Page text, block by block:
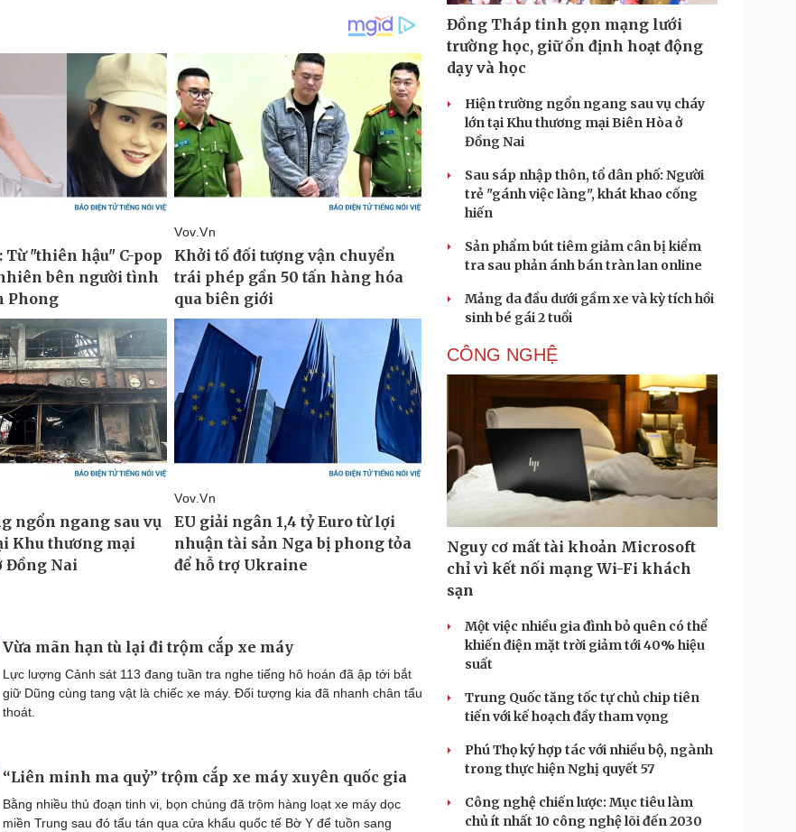
Vừa mãn hạn tù lại đi trộm cắp xe máy
Lực lượng Cảnh sát 113 đang tuần tra nghe tiếng hô hoán đã ập tới bắt
giữ Dũng cùng tang vật là chiếc xe máy. Đối tượng kia đã nhanh chân tẩu
thoát.
“Liên minh ma quỷ” trộm cắp xe máy xuyên quốc gia
Bằng nhiều thủ đoạn tinh vi, bọn chúng đã trộm hàng loạt xe máy dọc
miền Trung sau đó tẩu tán qua cửa khẩu quốc tế Bờ Y để tuồn sang
Đồng Tháp tinh gọn mạng lưới
trường học, giữ ổn định hoạt động
dạy và học
Hiện trường ngổn ngang sau vụ cháy
lớn tại Khu thương mại Biên Hòa ở
Đồng Nai
Sau sáp nhập thôn, tổ dân phố: Người
trẻ "gánh việc làng", khát khao cống
hiến
Sản phẩm bút tiêm giảm cân bị kiểm
tra sau phản ánh bán tràn lan online
Mảng da đầu dưới gầm xe và kỳ tích hồi
sinh bé gái 2 tuổi
CÔNG NGHỆ
Nguy cơ mất tài khoản Microsoft
chỉ vì kết nối mạng Wi-Fi khách
sạn
Một việc nhiều gia đình bỏ quên có thể
khiến điện mặt trời giảm tới 40% hiệu
suất
Trung Quốc tăng tốc tự chủ chip tiên
tiến với kế hoạch đầy tham vọng
Phú Thọ ký hợp tác với nhiều bộ, ngành
trong thực hiện Nghị quyết 57
Công nghệ chiến lược: Mục tiêu làm
chủ ít nhất 10 công nghệ lõi đến 2030